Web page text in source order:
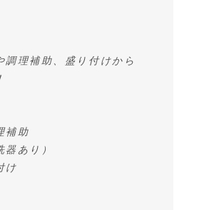
調理補助、盛り付けから
補助
器あり）
け